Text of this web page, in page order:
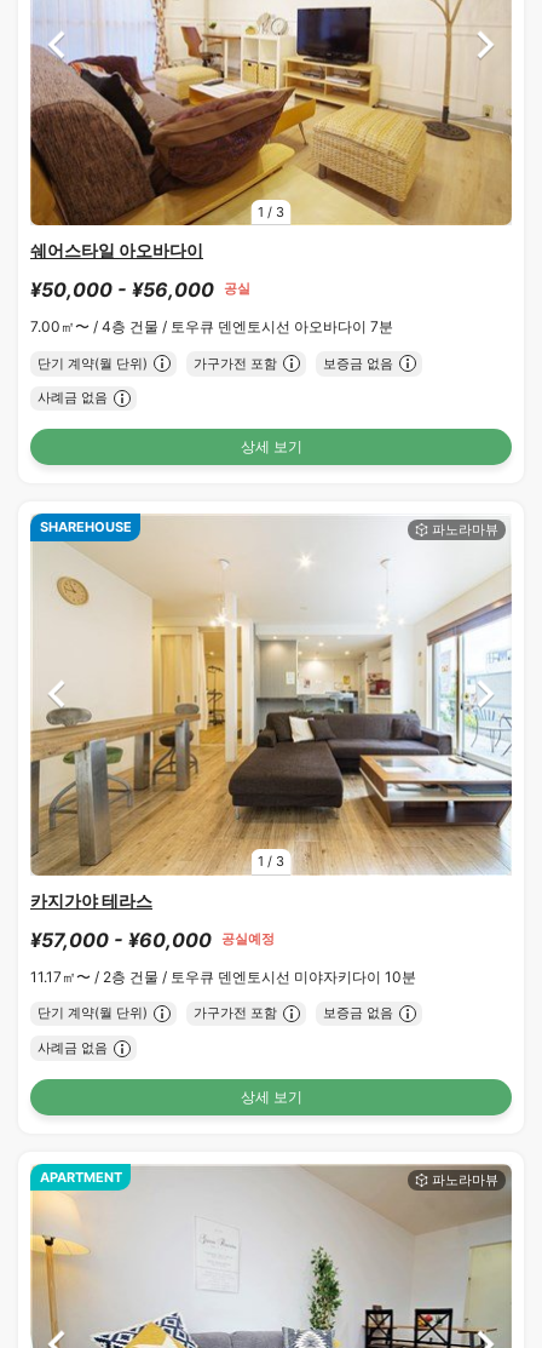
1 / 3
쉐어스타일 아오바다이
¥50,000 - ¥56,000 공실
7.00㎡〜 / 4층 건물 / 토우큐 덴엔토시선 아오바다이 7분
단기 계약(월 단위) 가구가전 포함 보증금 없음
사례금 없음
상세 보기
1 / 3
SHAREHOUSE
카지가야 테라스
¥57,000 - ¥60,000 공실예정
11.17㎡〜 / 2층 건물 / 토우큐 덴엔토시선 미야자키다이 10분
단기 계약(월 단위) 가구가전 포함 보증금 없음
사례금 없음
상세 보기
APARTMENT